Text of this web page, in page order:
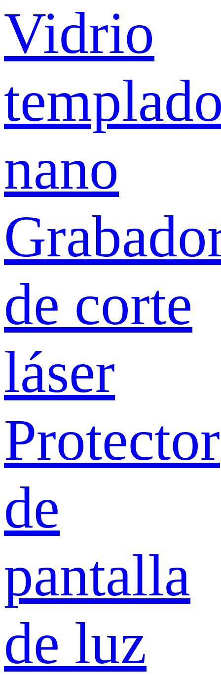
Vidrio
nano
de corte
láser
Protector
de
pantalla
de luz